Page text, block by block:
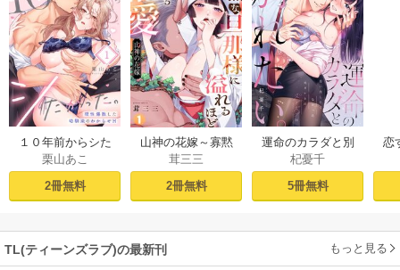
１０年前からシた
かった。～理性爆
散した幼馴染のわ
からせＨ（１）
栗山あこ
2冊無料
山神の花嫁～寡黙
な旦那様に溢れる
ほど注がれる寵愛
～【TL版】 1巻
茸三三
2冊無料
運命のカラダと別
れたい。～思い出
したくなかった、
元カレとのズブズ
杞憂千
5冊無料
恋
TL(ティーンズラブ)の最新刊 もっと見る